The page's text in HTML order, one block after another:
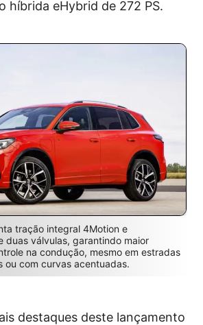
híbrida eHybrid de 272 PS.
tração integral 4Motion e
duas válvulas, garantindo maior
na condução, mesmo em estradas
ou com curvas acentuadas.
destaques deste lançamento